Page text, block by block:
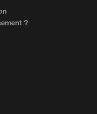
?